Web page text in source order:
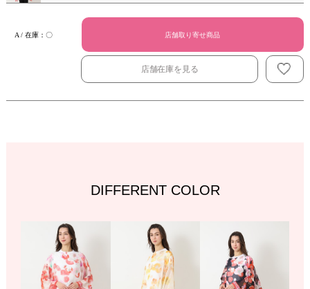
A / 在庫：〇 店舗取り寄せ商品
店舗在庫を見る
DIFFERENT COLOR